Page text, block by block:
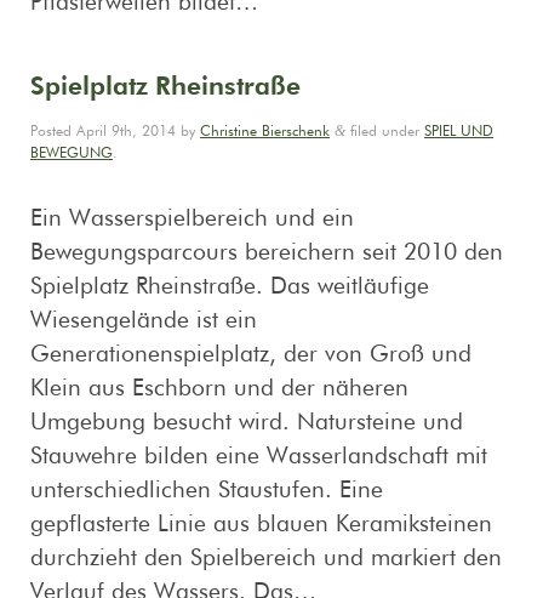
Spielplatz Rheinstraße
Posted April 9th, 2014 by Christine Bierschenk & filed under SPIEL UND
BEWEGUNG.
Ein Wasserspielbereich und ein
Bewegungsparcours bereichern seit 2010 den
Spielplatz Rheinstraße. Das weitläufige
Wiesengelände ist ein
Generationenspielplatz, der von Groß und
Klein aus Eschborn und der näheren
Umgebung besucht wird. Natursteine und
Stauwehre bilden eine Wasserlandschaft mit
unterschiedlichen Staustufen. Eine
gepflasterte Linie aus blauen Keramiksteinen
durchzieht den Spielbereich und markiert den
Verlauf des Wassers. Das…